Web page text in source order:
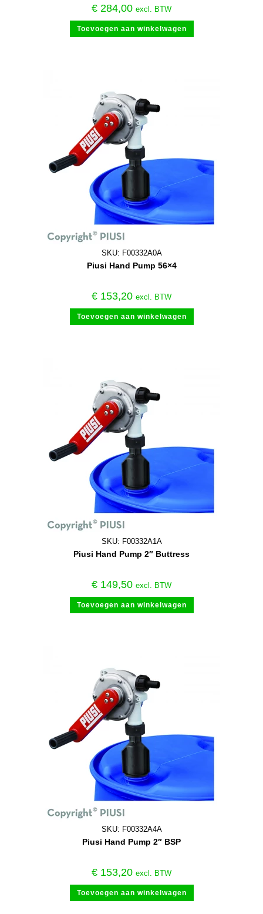
€ 284,00 excl. BTW
Toevoegen aan winkelwagen
SKU: F00332A0A
Piusi Hand Pump 56×4
€ 153,20 excl. BTW
Toevoegen aan winkelwagen
SKU: F00332A1A
Piusi Hand Pump 2″ Buttress
€ 149,50 excl. BTW
Toevoegen aan winkelwagen
SKU: F00332A4A
Piusi Hand Pump 2″ BSP
€ 153,20 excl. BTW
Toevoegen aan winkelwagen